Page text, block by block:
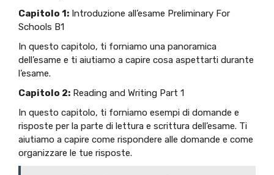
Capitolo 1: Introduzione all’esame Preliminary For
Schools B1
In questo capitolo, ti forniamo una panoramica
dell’esame e ti aiutiamo a capire cosa aspettarti durante
l’esame.
Capitolo 2: Reading and Writing Part 1
In questo capitolo, ti forniamo esempi di domande e
risposte per la parte di lettura e scrittura dell’esame. Ti
aiutiamo a capire come rispondere alle domande e come
organizzare le tue risposte.